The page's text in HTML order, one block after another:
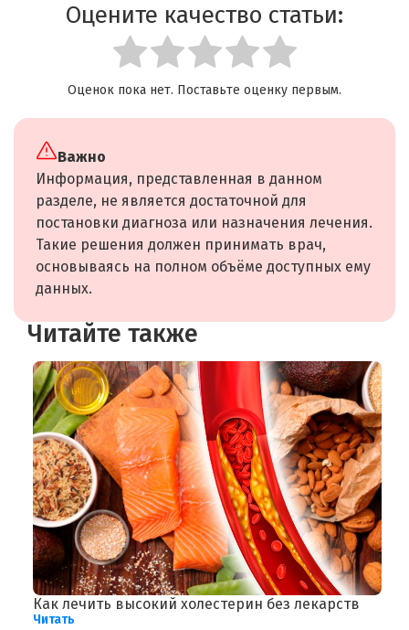
Оцените качество статьи:
Оценок пока нет. Поставьте оценку первым.
Важно
Информация, представленная в данном
разделе, не является достаточной для
постановки диагноза или назначения лечения.
Такие решения должен принимать врач,
основываясь на полном объёме доступных ему
данных.
Читайте также
Как лечить высокий холестерин без лекарств
Читать